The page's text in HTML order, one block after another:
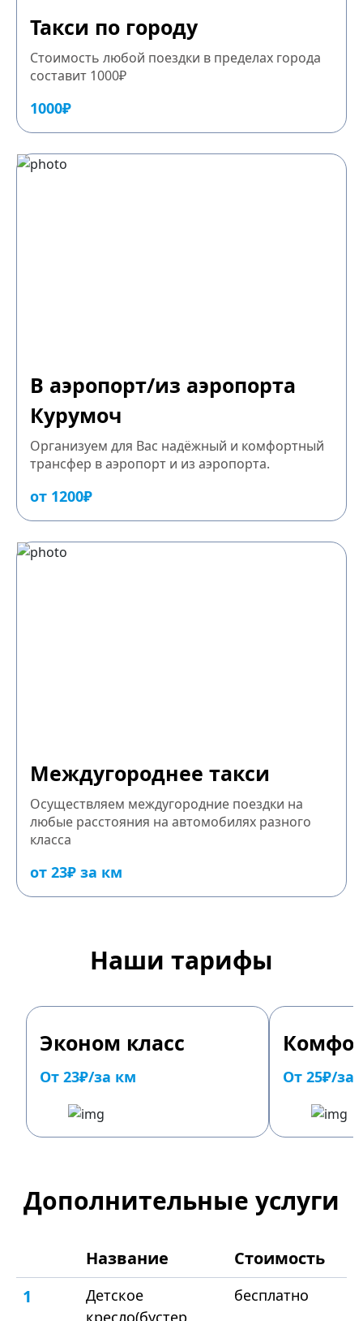
Такси по городу
Стоимость любой поездки в пределах города
составит 1000₽
1000₽
В аэропорт/из аэропорта
Курумоч
Организуем для Вас надёжный и комфортный
трансфер в аэропорт и из аэропорта.
от 1200₽
Междугороднее такси
Осуществляем междугородние поездки на
любые расстояния на автомобилях разного
класса
от 23₽ за км
Наши тарифы
Эконом класс
От 23₽/за км От 25₽/за
Дополнительные услуги
Название
Стоимость
1
Детское
кресло(бустер,
бесплатно